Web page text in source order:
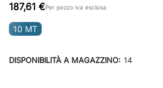
187,61 €Per pezzo iva esclusa
10 MT
DISPONIBILITÀ A MAGAZZINO: 14